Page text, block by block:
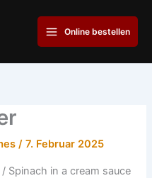
Main
Menu
Online bestellen
/ 7. Februar 2025
Spinach in a cream sauce